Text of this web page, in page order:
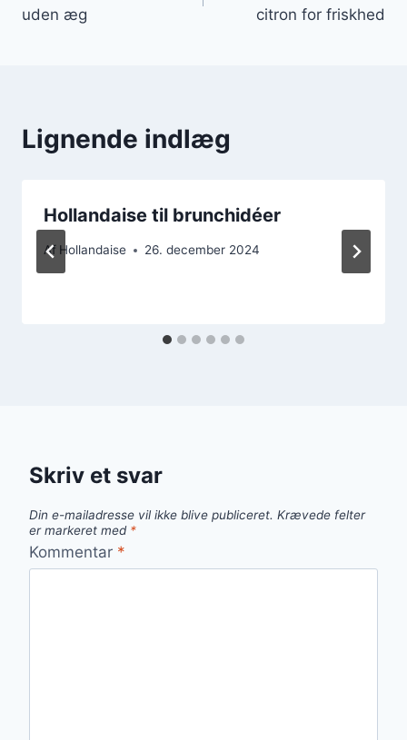
uden æg
citron for friskhed
Lignende indlæg
Hollandaise til brunchidéer
Af Hollandaise 26. december 2024
Skriv et svar
Din e-mailadresse vil ikke blive publiceret. Krævede felter
er markeret med *
Kommentar *